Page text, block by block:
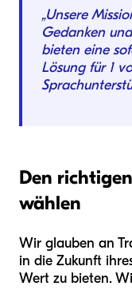
„Unsere
Gedanken
bieten eine
Lösung für 1
Den
wählen
Wir glauben an
in die Zukunft
Wert zu bieten.